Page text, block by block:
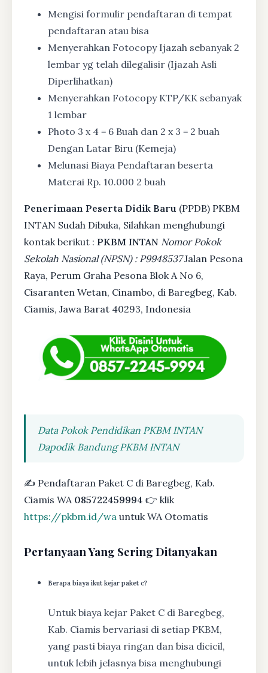
Mengisi formulir pendaftaran di tempat
pendaftaran atau bisa
Menyerahkan Fotocopy Ijazah sebanyak 2
lembar yg telah dilegalisir (Ijazah Asli
Diperlihatkan)
Menyerahkan Fotocopy KTP/KK sebanyak
1 lembar
Photo 3 x 4 = 6 Buah dan 2 x 3 = 2 buah
Dengan Latar Biru (Kemeja)
Melunasi Biaya Pendaftaran beserta
Materai Rp. 10.000 2 buah
Penerimaan Peserta Didik Baru (PPDB) PKBM
INTAN Sudah Dibuka, Silahkan menghubungi
kontak berikut : PKBM INTAN Nomor Pokok
Sekolah Nasional (NPSN) : P9948537Jalan Pesona
Raya, Perum Graha Pesona Blok A No 6,
Cisaranten Wetan, Cinambo, di Baregbeg, Kab.
Ciamis, Jawa Barat 40293, Indonesia
Data Pokok Pendidikan PKBM INTAN
Dapodik Bandung PKBM INTAN
✍ Pendaftaran Paket C di Baregbeg, Kab.
Ciamis WA 085722459994 👉 klik
https://pkbm.id/wa untuk WA Otomatis
Pertanyaan Yang Sering Ditanyakan
Berapa biaya ikut kejar paket c?
Untuk biaya kejar Paket C di Baregbeg,
Kab. Ciamis bervariasi di setiap PKBM,
yang pasti biaya ringan dan bisa dicicil,
untuk lebih jelasnya bisa menghubungi